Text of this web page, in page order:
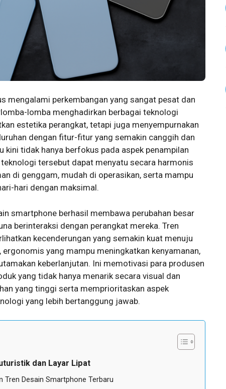
mengalami perkembangan yang sangat pesat dan
lomba menghadirkan berbagai teknologi
estetika perangkat, tetapi juga menyempurnakan
dengan fitur-fitur yang semakin canggih dan
tidak hanya berfokus pada aspek penampilan
tersebut dapat menyatu secara harmonis
di genggam, mudah di operasikan, serta mampu
hari dengan maksimal.
smartphone berhasil membawa perubahan besar
berinteraksi dengan perangkat mereka. Tren
kecenderungan yang semakin kuat menuju
yang mampu meningkatkan kenyamanan,
keberlanjutan. Ini memotivasi para produsen
yang tidak hanya menarik secara visual dan
yang tinggi serta memprioritaskan aspek
yang lebih bertanggung jawab.
dan Layar Lipat
Tren Desain Smartphone Terbaru